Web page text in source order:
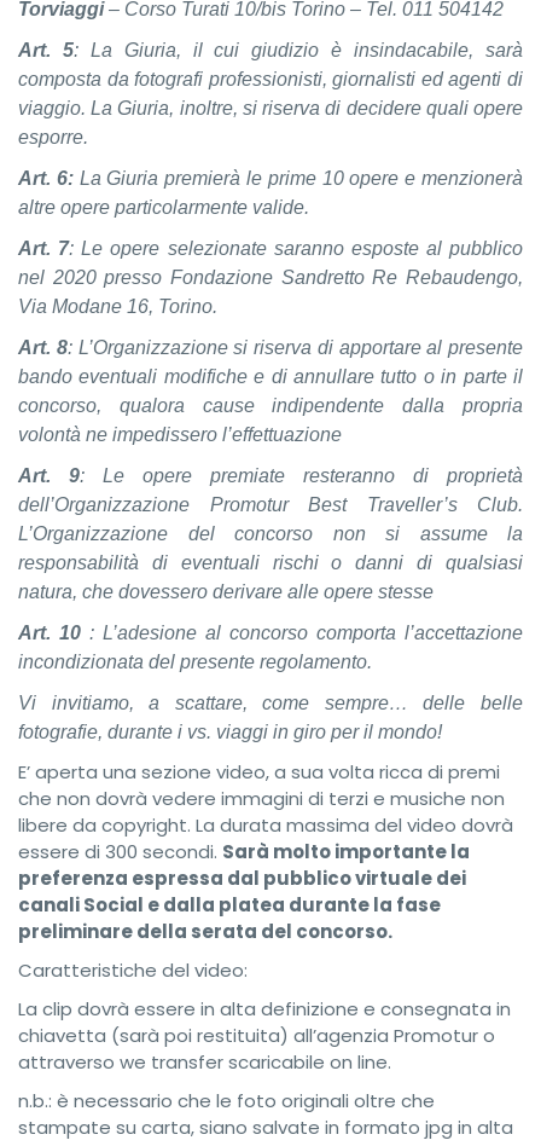
Torviaggi– Corso Turati 10/bis Torino – Tel. 011 504142
Art. 5: La Giuria, il cui giudizio è insindacabile, sarà
composta da fotografi professionisti, giornalisti ed agenti di
viaggio. La Giuria, inoltre, si riserva di decidere quali opere
esporre.
Art. 6: La Giuria premierà le prime 10 opere e menzionerà
altre opere particolarmente valide.
Art. 7: Le opere selezionate saranno esposte al pubblico
nel 2020 presso Fondazione Sandretto Re Rebaudengo,
Via Modane 16, Torino.
Art. 8: L’Organizzazione si riserva di apportare al presente
bando eventuali modifiche e di annullare tutto o in parte il
concorso, qualora cause indipendente dalla propria
volontà ne impedissero l’effettuazione
Art. 9: Le opere premiate resteranno di proprietà
dell’Organizzazione Promotur Best Traveller’s Club.
L’Organizzazione del concorso non si assume la
responsabilità di eventuali rischi o danni di qualsiasi
natura, che dovessero derivare alle opere stesse
Art. 10 : L’adesione al concorso comporta l’accettazione
incondizionata del presente regolamento.
Vi invitiamo, a scattare, come sempre… delle belle
fotografie, durante i vs. viaggi in giro per il mondo!
E’ aperta una sezione video, a sua volta ricca di premi
che non dovrà vedere immagini di terzi e musiche non
libere da copyright. La durata massima del video dovrà
essere di 300 secondi. Sarà molto importante la
preferenza espressa dal pubblico virtuale dei
canali Social e dalla platea durante la fase
preliminare della serata del concorso.
Caratteristiche del video:
La clip dovrà essere in alta definizione e consegnata in
chiavetta (sarà poi restituita) all’agenzia Promotur o
attraverso we transfer scaricabile on line.
n.b.: è necessario che le foto originali oltre che
stampate su carta, siano salvate in formato jpg in alta